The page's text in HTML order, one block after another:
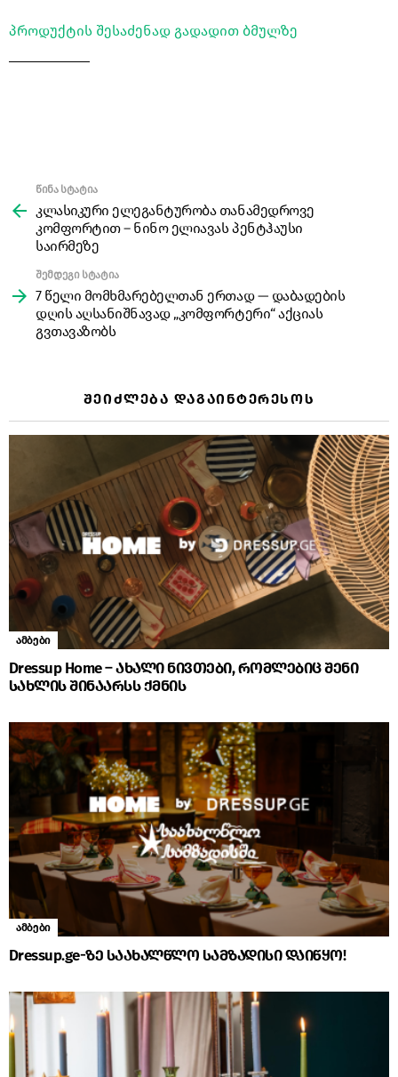
პროდუქტის შესაძენად გადადით ბმულზე
more
წინა სტატია
კლასიკური ელეგანტურობა თანამედროვე
კომფორტით – ნინო ელიავას პენტჰაუსი
საირმეზე
შემდეგი სტატია
7 წელი მომხმარებელთან ერთად — დაბადების
დღის აღსანიშნავად „კომფორტერი“ აქციას
გვთავაზობს
ᲨᲔᲘᲫᲚᲔᲑᲐ ᲓᲐᲒᲐᲘᲜᲢᲔᲠᲔᲡᲝᲡ
ამბები
Dressup Home – ახალი ნივთები, რომლებიც შენი
სახლის შინაარსს ქმნის
ამბები
Dressup.ge-ზე საახალწლო სამზადისი დაიწყო!